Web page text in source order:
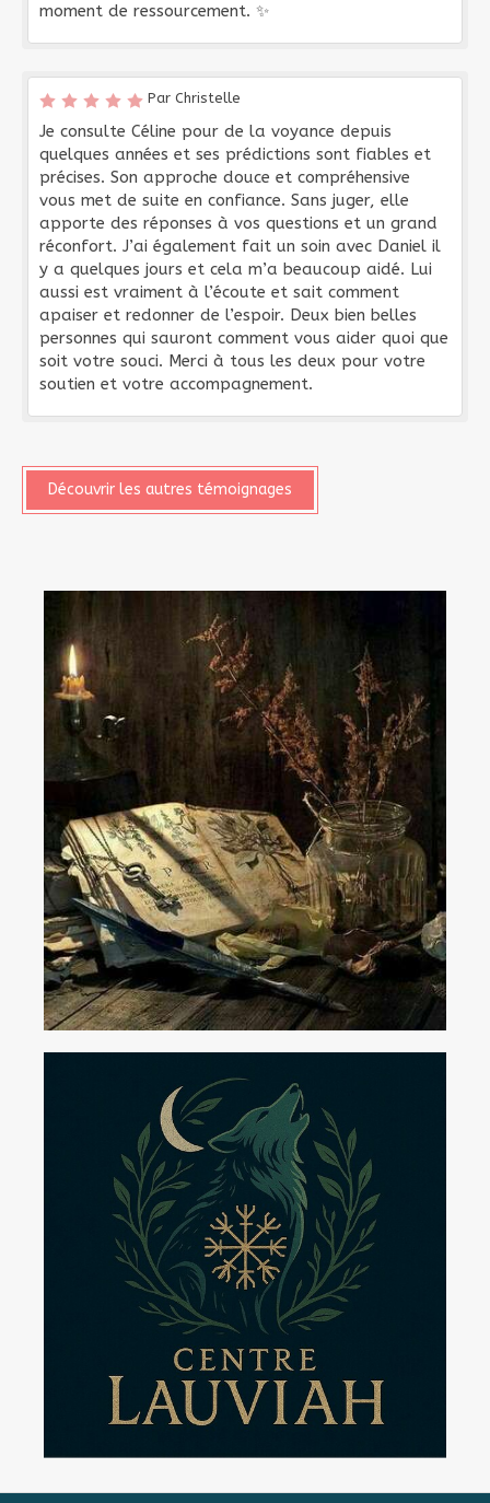
moment de ressourcement. ✨
Par Christelle
Je consulte Céline pour de la voyance depuis
quelques années et ses prédictions sont fiables et
précises. Son approche douce et compréhensive
vous met de suite en confiance. Sans juger, elle
apporte des réponses à vos questions et un grand
réconfort. J’ai également fait un soin avec Daniel il
y a quelques jours et cela m’a beaucoup aidé. Lui
aussi est vraiment à l’écoute et sait comment
apaiser et redonner de l’espoir. Deux bien belles
personnes qui sauront comment vous aider quoi que
soit votre souci. Merci à tous les deux pour votre
soutien et votre accompagnement.
Découvrir les autres témoignages